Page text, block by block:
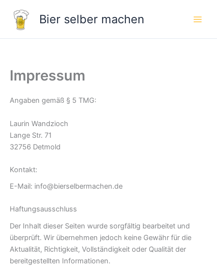
Inhalt
springen
Bier selber machen
Impressum
Angaben gemäß § 5 TMG:
Laurin Wandzioch
Lange Str. 71
32756 Detmold
Kontakt:
E-Mail: info@bierselbermachen.de
Haftungsausschluss
Der Inhalt dieser Seiten wurde sorgfältig bearbeitet und
überprüft. Wir übernehmen jedoch keine Gewähr für die
Aktualität, Richtigkeit, Vollständigkeit oder Qualität der
bereitgestellten Informationen.